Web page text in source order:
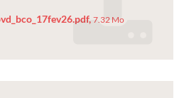
7.32 Mo